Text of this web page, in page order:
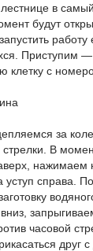
в
будут
Приступим
клетку с
за
стрелки. В
нажимаем
уступ справа.
часовой
друг